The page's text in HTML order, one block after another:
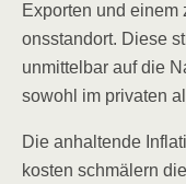
Expor­ten und
ons­stand­ort. Die­se
unmit­tel­bar auf die
sowohl im pri­va­ten
Die anhal­ten­de
kos­ten schmä­lern